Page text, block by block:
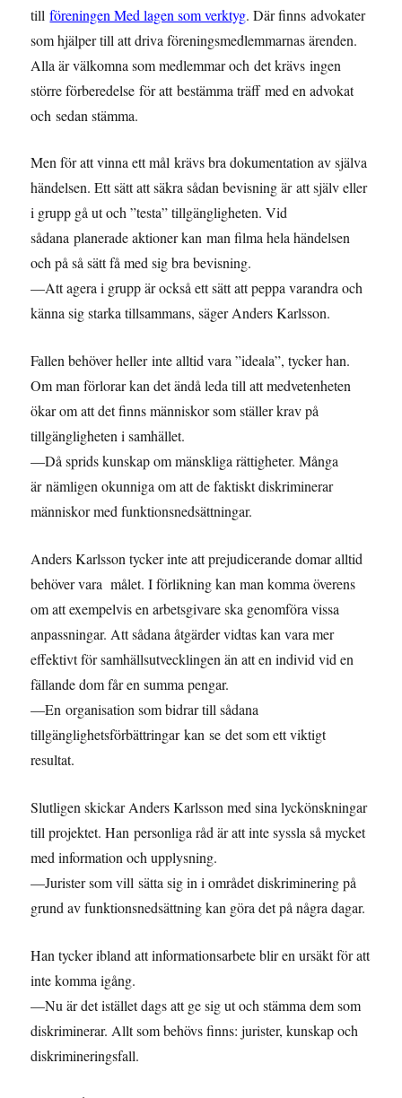
tillföreningen Med lagen som verktyg. Där finns advokater
som hjälper till att driva föreningsmedlemmarnas ärenden.
Alla är välkomna som medlemmar och det krävs ingen
större förberedelse för att bestämma träff med en advokat
och sedan stämma.
Men för att vinna ett mål krävs bra dokumentation av själva
händelsen. Ett sätt att säkra sådan bevisning är att själv eller
i grupp gå ut och ”testa” tillgängligheten. Vid
sådana planerade aktioner kan man filma hela händelsen
och på så sätt få med sig bra bevisning.
—Att agera i grupp är också ett sätt att peppa varandra och
känna sig starka tillsammans, säger Anders Karlsson.
Fallen behöver heller inte alltid vara ”ideala”, tycker han.
Om man förlorar kan det ändå leda till att medvetenheten
ökar om att det finns människor som ställer krav på
tillgängligheten i samhället.
—Då sprids kunskap om mänskliga rättigheter. Många
är nämligen okunniga om att de faktiskt diskriminerar
människor med funktionsnedsättningar.
Anders Karlsson tycker inte att prejudicerande domar alltid
behöver vara målet. I förlikning kan man komma överens
om att exempelvis en arbetsgivare ska genomföra vissa
anpassningar. Att sådana åtgärder vidtas kan vara mer
effektivt för samhällsutvecklingen än att en individ vid en
fällande dom får en summa pengar.
—En organisation som bidrar till sådana
tillgänglighetsförbättringar kan se det som ett viktigt
resultat.
Slutligen skickar Anders Karlsson med sina lyckönskningar
till projektet. Han personliga råd är att inte syssla så mycket
med information och upplysning.
—Jurister som vill sätta sig in i området diskriminering på
grund av funktionsnedsättning kan göra det på några dagar.
Han tycker ibland att informationsarbete blir en ursäkt för att
inte komma igång.
—Nu är det istället dags att ge sig ut och stämma dem som
diskriminerar. Allt som behövs finns: jurister, kunskap och
diskrimineringsfall.